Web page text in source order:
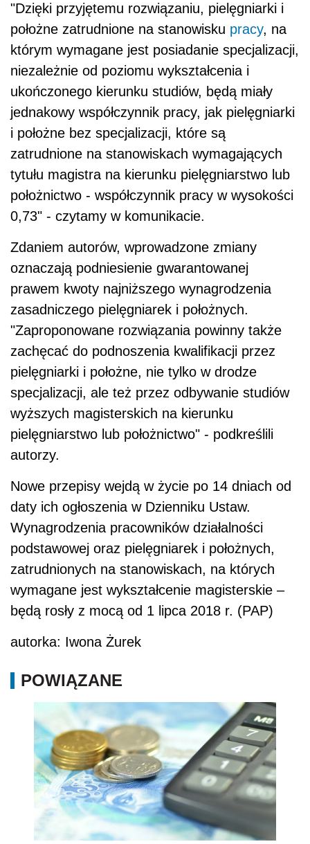
"Dzięki przyjętemu rozwiązaniu, pielęgniarki i
położne zatrudnione na stanowisku pracy, na
którym wymagane jest posiadanie specjalizacji,
niezależnie od poziomu wykształcenia i
ukończonego kierunku studiów, będą miały
jednakowy współczynnik pracy, jak pielęgniarki
i położne bez specjalizacji, które są
zatrudnione na stanowiskach wymagających
tytułu magistra na kierunku pielęgniarstwo lub
położnictwo - współczynnik pracy w wysokości
0,73" - czytamy w komunikacie.
Zdaniem autorów, wprowadzone zmiany
oznaczają podniesienie gwarantowanej
prawem kwoty najniższego wynagrodzenia
zasadniczego pielęgniarek i położnych.
"Zaproponowane rozwiązania powinny także
zachęcać do podnoszenia kwalifikacji przez
pielęgniarki i położne, nie tylko w drodze
specjalizacji, ale też przez odbywanie studiów
wyższych magisterskich na kierunku
pielęgniarstwo lub położnictwo" - podkreślili
autorzy.
Nowe przepisy wejdą w życie po 14 dniach od
daty ich ogłoszenia w Dzienniku Ustaw.
Wynagrodzenia pracowników działalności
podstawowej oraz pielęgniarek i położnych,
zatrudnionych na stanowiskach, na których
wymagane jest wykształcenie magisterskie –
będą rosły z mocą od 1 lipca 2018 r. (PAP)
autorka: Iwona Żurek
POWIĄZANE